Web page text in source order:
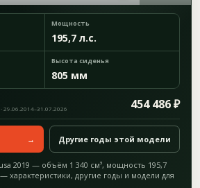
Мощность
195,7 л.с.
Высота сиденья
805 мм
454 486 ₽
29.06.2014–31.07.2026
→ Другие годы этой модели
2019 — объём 1 340 см³, мощность 195,7
характеристики, другие годы и модели для